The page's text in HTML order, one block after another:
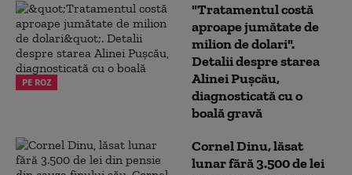
PE ROZ
"Tratamentul costă
aproape jumătate de
milion de dolari".
Detalii despre starea
Alinei Pușcău,
diagnosticată cu o
boală gravă
Cornel Dinu, lăsat
lunar fără 3.500 de lei